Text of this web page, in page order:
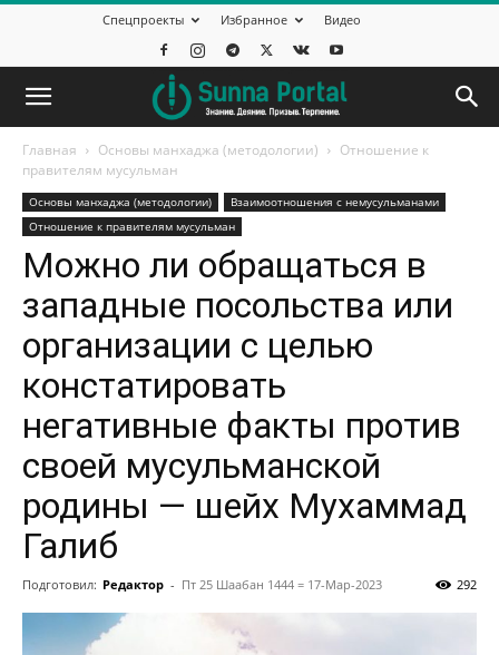
Спецпроекты Избранное Видео
Главная Основы манхаджа (методологии)
Отношение к
правителям мусульман
Основы манхаджа (методологии)
Взаимоотношения с немусульманами
Отношение к правителям мусульман
Можно ли обращаться в
западные посольства или
организации с целью
констатировать
негативные факты против
своей мусульманской
родины — шейх Мухаммад
Галиб
Подготовил: Редактор - Пт 25 Шаабан 1444 = 17-Мар-2023 292